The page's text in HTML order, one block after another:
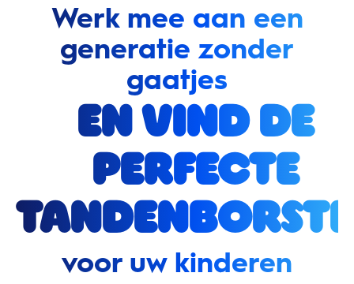
Werk mee aan een
generatie zonder
gaatjes
en vind de
perfecte
voor uw kinderen